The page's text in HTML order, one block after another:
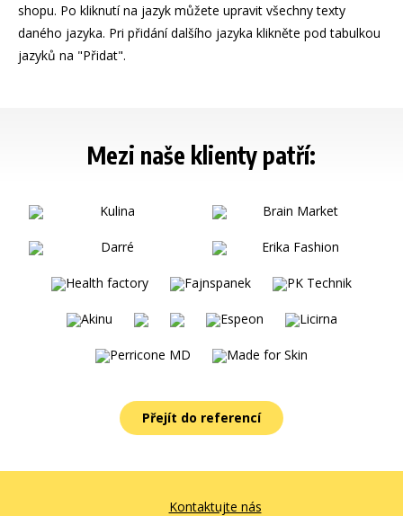
shopu. Po kliknutí na jazyk můžete upravit všechny texty
daného jazyka. Pri přidání dalšího jazyka klikněte pod tabulkou
jazyků na "Přidat".
Mezi naše klienty patří:
Přejít do referencí
Kontaktujte nás